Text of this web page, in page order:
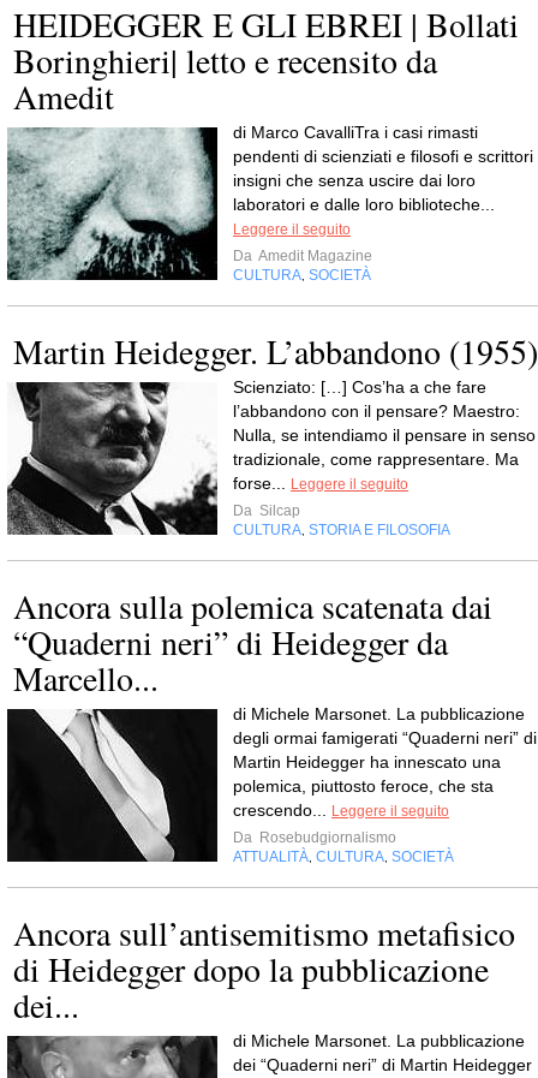
HEIDEGGER E GLI EBREI | Bollati
Boringhieri| letto e recensito da
Amedit
di Marco CavalliTra i casi rimasti
pendenti di scienziati e filosofi e scrittori
insigni che senza uscire dai loro
laboratori e dalle loro biblioteche...
Leggere il seguito
Da Amedit Magazine
CULTURA SOCIETÀ
Martin Heidegger. L’abbandono (1955)
Scienziato: […] Cos’ha a che fare
l’abbandono con il pensare? Maestro:
Nulla, se intendiamo il pensare in senso
tradizionale, come rappresentare. Ma
forse...
Leggere il seguito
Da Silcap
CULTURA STORIA E FILOSOFIA
Ancora sulla polemica scatenata dai
“Quaderni neri” di Heidegger da
Marcello...
di Michele Marsonet. La pubblicazione
degli ormai famigerati “Quaderni neri” di
Martin Heidegger ha innescato una
polemica, piuttosto feroce, che sta
crescendo...
Leggere il seguito
Da Rosebudgiornalismo
ATTUALITÀ CULTURA SOCIETÀ
Ancora sull’antisemitismo metafisico
di Heidegger dopo la pubblicazione
dei...
di Michele Marsonet. La pubblicazione
dei “Quaderni neri” di Martin Heidegger